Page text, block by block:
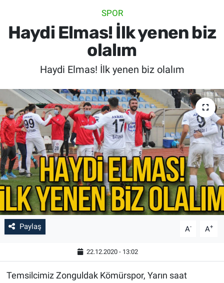
SPOR
Haydi Elmas! İlk yenen biz
olalım
Haydi Elmas! İlk yenen biz olalım
Paylaş A- A+
22.12.2020 - 13:02
Temsilcimiz Zonguldak Kömürspor, Yarın saat
SPOR
SAĞLIK